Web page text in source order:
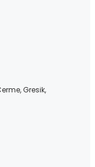
Gresik,